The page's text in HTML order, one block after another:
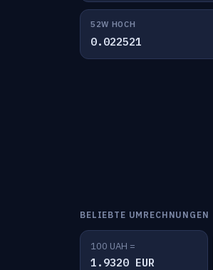
52W HOCH
0.022521
BELIEBTE UMRECHNUNGEN
100 UAH =
1.9320 EUR